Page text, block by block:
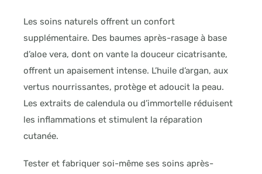
Les soins naturels offrent un confort
supplémentaire. Des baumes après-rasage à base
d’aloe vera, dont on vante la douceur cicatrisante,
offrent un apaisement intense. L’huile d’argan, aux
vertus nourrissantes, protège et adoucit la peau.
Les extraits de calendula ou d’immortelle réduisent
les inflammations et stimulent la réparation
cutanée.
Tester et fabriquer soi-même ses soins après-